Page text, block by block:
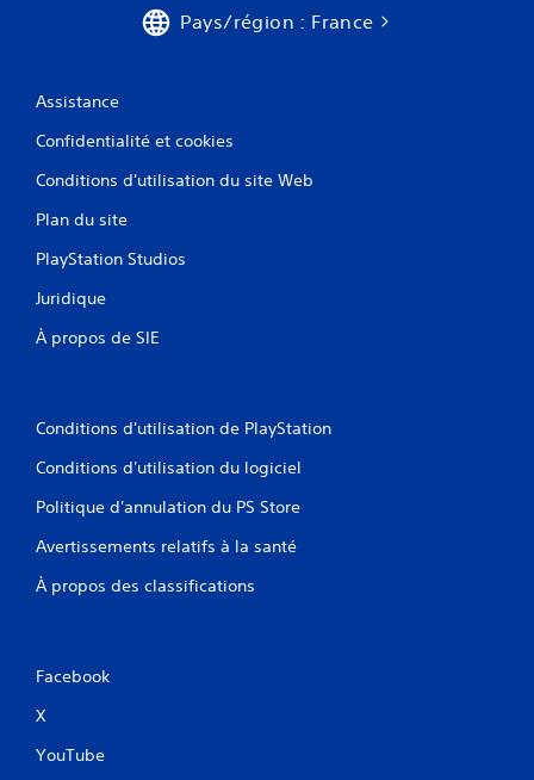
Pays/région : France
Assistance
Confidentialité et cookies
Conditions d'utilisation du site Web
Plan du site
PlayStation Studios
Juridique
À propos de SIE
Conditions d'utilisation de PlayStation
Conditions d'utilisation du logiciel
Politique d'annulation du PS Store
Avertissements relatifs à la santé
À propos des classifications
Facebook
X
YouTube